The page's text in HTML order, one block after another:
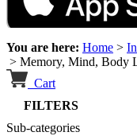
You are here: Home >
> Memory, Mind, Body
Cart
FILTERS
Sub-categories